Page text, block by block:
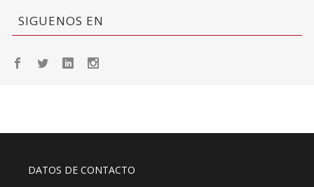
SIGUENOS EN
DATOS DE CONTACTO